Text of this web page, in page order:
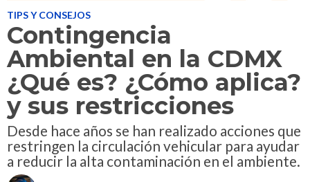
TIPS Y CONSEJOS
Contingencia
Ambiental en la CDMX
¿Qué es? ¿Cómo aplica?
y sus restricciones
Desde hace años se han realizado acciones que
restringen la circulación vehicular para ayudar
a reducir la alta contaminación en el ambiente.